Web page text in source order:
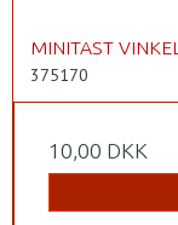
MINITAST VINKEL
375170
10,00 DKK